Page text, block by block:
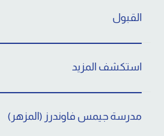
القبول
استكشف المزيد
مدرسة جيمس فاوندرز (المزهر)